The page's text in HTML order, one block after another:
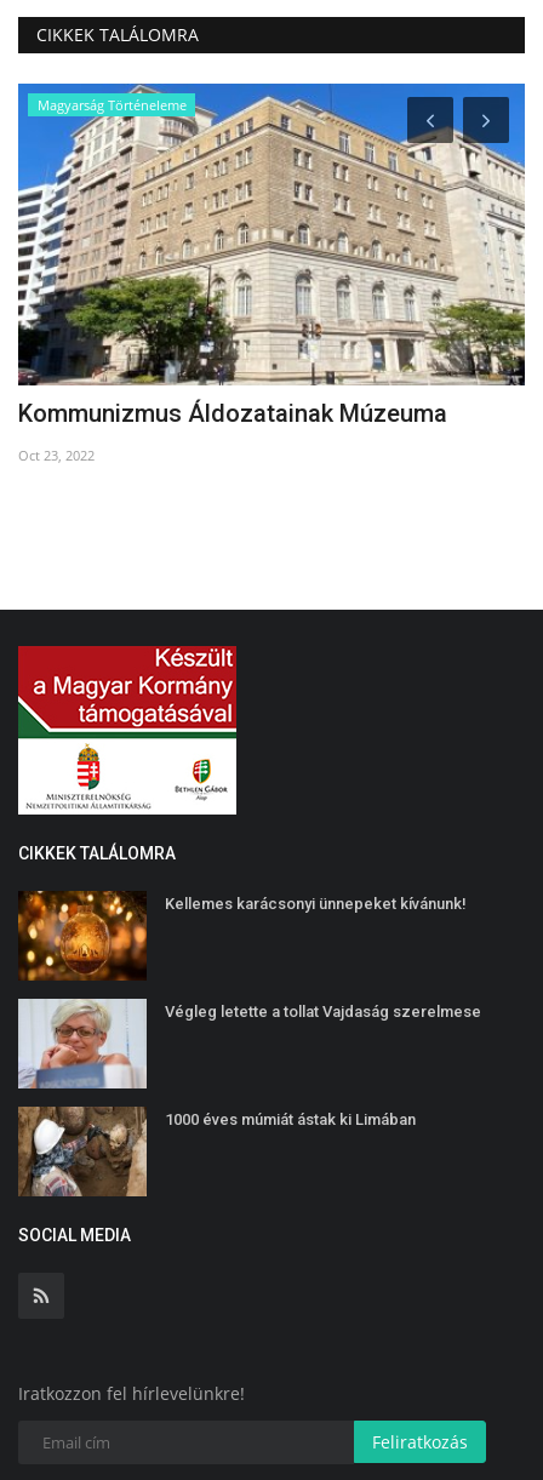
CIKKEK TALÁLOMRA
Magyarság Történeleme
Kommunizmus Áldozatainak Múzeuma
Oct 23, 2022
CIKKEK TALÁLOMRA
Kellemes karácsonyi ünnepeket kívánunk!
Végleg letette a tollat Vajdaság szerelmese
1000 éves múmiát ástak ki Limában
SOCIAL MEDIA
Iratkozzon fel hírlevelünkre!
Feliratkozás